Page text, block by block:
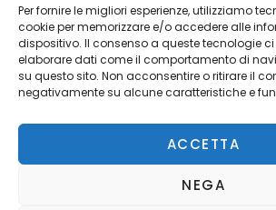
Per fornire le migliori esperienze, utilizziamo
cookie per memorizzare e/o accedere alle
dispositivo. Il consenso a queste tecnologie
elaborare dati come il comportamento di
su questo sito. Non acconsentire o ritirare il
negativamente su alcune caratteristiche e
ACCETTA
NEGA